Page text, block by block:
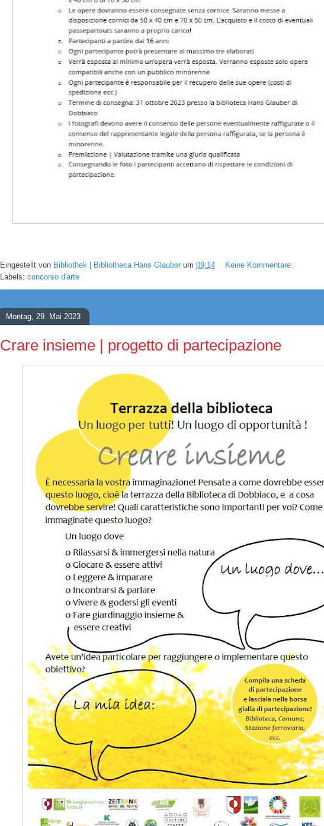
Eingestellt von Bibliothek | Bibliotheca Hans Glauber um 09:14
Keine Kommentare:
Labels: concorso d'arte
Montag, 29. Mai 2023
Crare insieme | progetto di partecipazione